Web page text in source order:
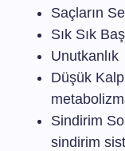
Saçların
Sık Sık
Unutkanlık
Düşük Kalp
Sindirim
sindirim